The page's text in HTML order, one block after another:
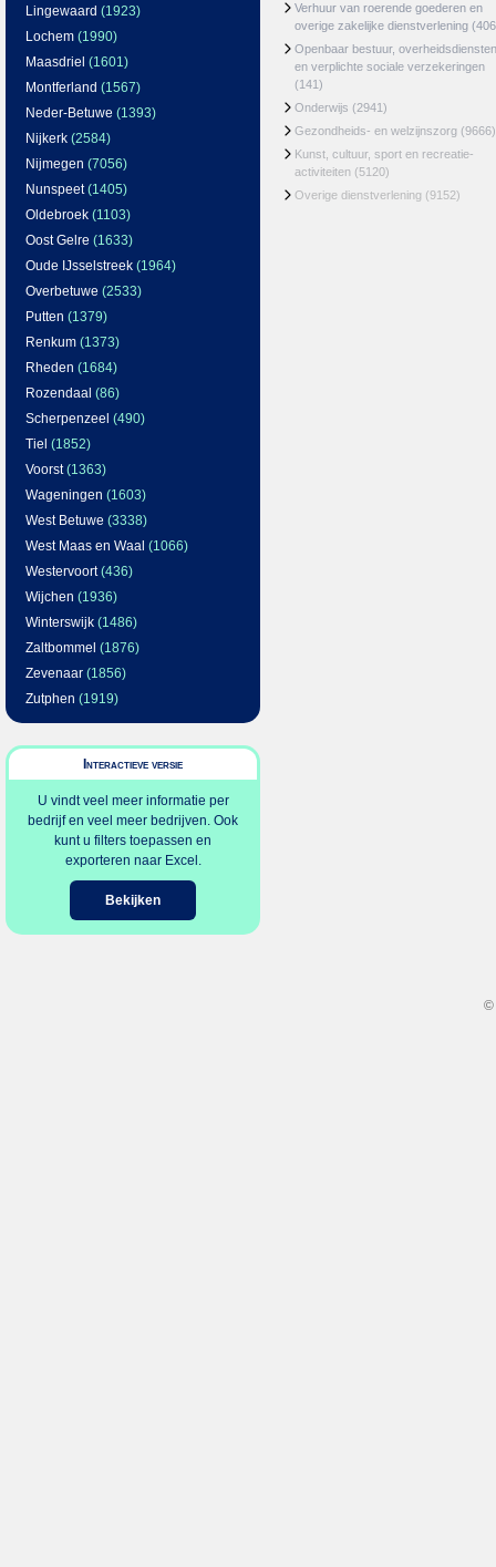
Lingewaard (1923)
Lochem (1990)
Maasdriel (1601)
Montferland (1567)
Neder-Betuwe (1393)
Nijkerk (2584)
Nijmegen (7056)
Nunspeet(1405)
Oldebroek (1103)
Oost Gelre (1633)
Oude IJsselstreek (1964)
Overbetuwe (2533)
Putten (1379)
Renkum (1373)
Rheden (1684)
Rozendaal (86)
Scherpenzeel (490)
Tiel (1852)
Voorst(1363)
Wageningen (1603)
West Betuwe (3338)
West Maas en Waal (1066)
Westervoort(436)
Wijchen (1936)
Winterswijk (1486)
Zaltbommel (1876)
Zevenaar (1856)
Zutphen (1919)
Interactieve versie
U vindt veel meer informatie per
bedrijf en veel meer bedrijven. Ook
kunt u filters toepassen en
exporteren naar Excel.
Bekijken
Verhuur van roerende goederen en
overige zakelijke dienstverlening
Openbaar bestuur, overheidsdiensten
en verplichte sociale verzekeringen
(141)
Onderwijs (2941)
Gezondheids- en welzijnszorg (9666)
Kunst, cultuur, sport en recreatie-
activiteiten (5120)
Overige dienstverlening (9152)
©